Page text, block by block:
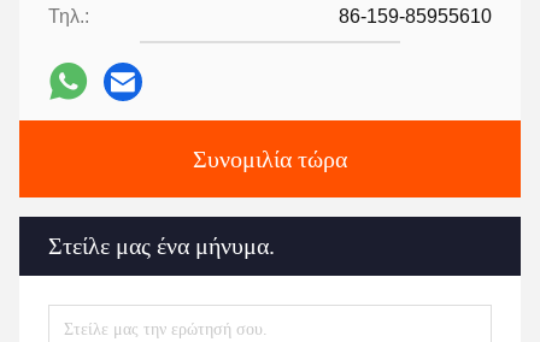
Τηλ.: 86-159-85955610
Συνομιλία τώρα
Στείλε μας ένα μήνυμα.